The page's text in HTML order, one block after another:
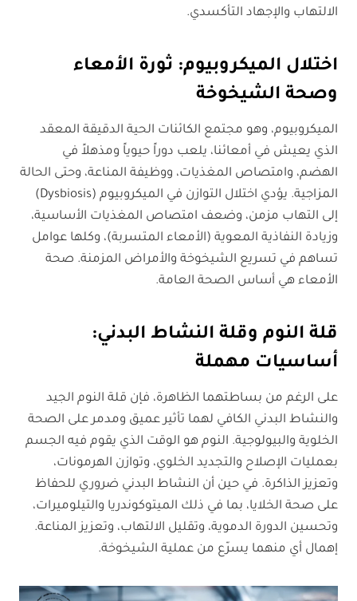
الالتهاب والإجهاد التأكسدي.
اختلال الميكروبيوم: ثورة الأمعاء
وصحة الشيخوخة
الميكروبيوم، وهو مجتمع الكائنات الحية الدقيقة المعقد
الذي يعيش في أمعائنا، يلعب دوراً حيوياً ومذهلاً في
الهضم، وامتصاص المغذيات، ووظيفة المناعة، وحتى الحالة
المزاجية. يؤدي اختلال التوازن في الميكروبيوم (Dysbiosis)
إلى التهاب مزمن، وضعف امتصاص المغذيات الأساسية،
وزيادة النفاذية المعوية (الأمعاء المتسربة)، وكلها عوامل
تساهم في تسريع الشيخوخة والأمراض المزمنة. صحة
الأمعاء هي أساس الصحة العامة.
قلة النوم وقلة النشاط البدني:
أساسيات مهملة
على الرغم من بساطتهما الظاهرة، فإن قلة النوم الجيد
والنشاط البدني الكافي لهما تأثير عميق ومدمر على الصحة
الخلوية والبيولوجية. النوم هو الوقت الذي يقوم فيه الجسم
بعمليات الإصلاح والتجديد الخلوي، وتوازن الهرمونات،
وتعزيز الذاكرة. في حين أن النشاط البدني ضروري للحفاظ
على صحة الخلايا، بما في ذلك الميتوكوندريا والتيلوميرات،
وتحسين الدورة الدموية، وتقليل الالتهاب، وتعزيز المناعة.
إهمال أي منهما يسرّع من عملية الشيخوخة.